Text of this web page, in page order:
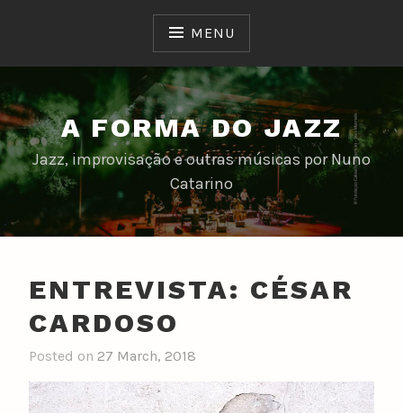
MENU
A FORMA DO JAZZ
Jazz, improvisação e outras músicas por Nuno
Catarino
ENTREVISTA: CÉSAR
CARDOSO
Posted on 27 March, 2018
n